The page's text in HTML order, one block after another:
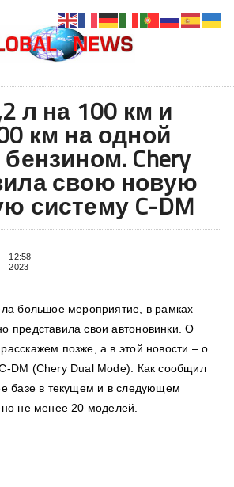
л на 100 км и
км на одной
Chery
свою новую
систему C-DM
12:58
2023
большое мероприятие, в рамках
представила свои автоновинки. О
позже, а в этой новости – о
DM (Chery Dual Mode). Как сообщил
базе в текущем и в следующем
не менее 20 моделей.